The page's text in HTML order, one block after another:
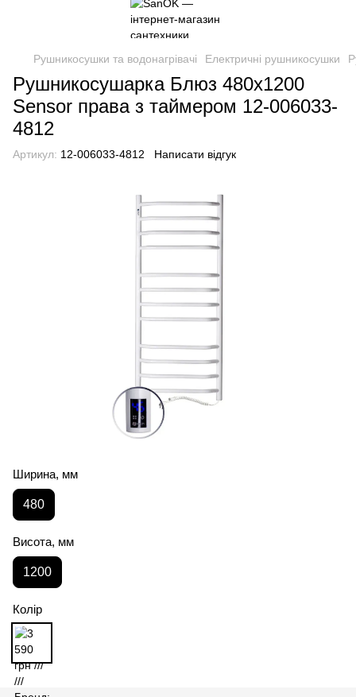
Рушникосушки та водонагрівачі Електричні рушникосушки
Рушникосушарка Блюз 480х1200
Sensor права з таймером 12-006033-
4812
Артикул: 12-006033-4812 Написати відгук
Ширина, мм
480
Висота, мм
1200
Колір